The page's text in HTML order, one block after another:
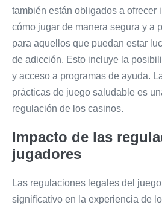
también están obligados a ofrecer
cómo jugar de manera segura y a
para aquellos que puedan estar
de adicción. Esto incluye la
y acceso a programas de ayuda.
prácticas de juego saludable es
regulación de los casinos.
Impacto de las
jugadores
Las regulaciones legales del
significativo en la experiencia de